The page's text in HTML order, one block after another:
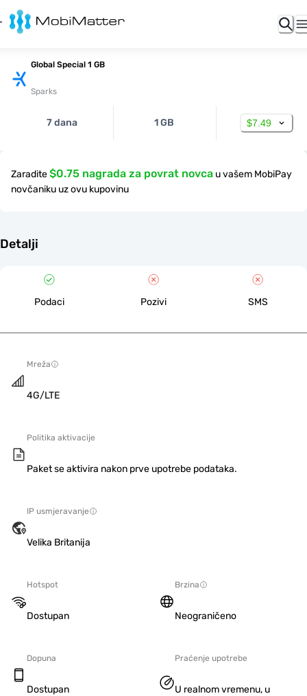
Global Special 1 GB
Sparks
7 dana 1 GB $7.49
Zaradite$0.75 nagrada za povrat novca u vašem MobiPay
novčaniku uz ovu kupovinu
Detalji
Podaci Pozivi SMS
Mreža
4G/LTE
Politika aktivacije
Paket se aktivira nakon prve upotrebe podataka.
IP usmjeravanje
Velika Britanija
Hotspot
Dostupan
Brzina
Neograničeno
Dopuna
Dostupan
Praćenje upotrebe
U realnom vremenu, u